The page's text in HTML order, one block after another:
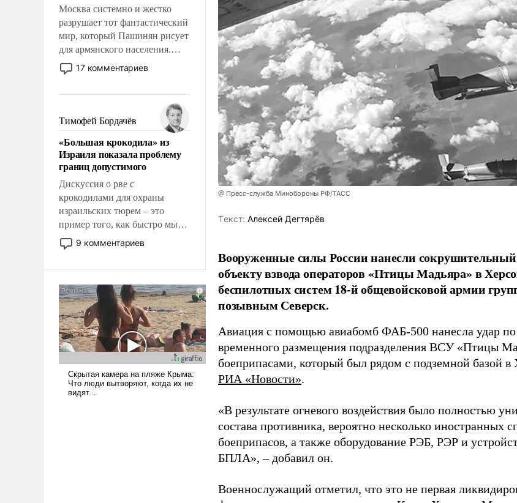
Москва системно и жестко
разрушает тот фантастический
мир, который Пашинян рисует
для армянского населения.
Мир, где политические
прожекты будут безусловно
налогоплательщиков и где
Еревану за свои поступки не
нужно отвечать.
17 комментариев
Тимофей Бордачёв
«Большая крокодила» из
Израиля показала проблему
границ допустимого
Дискуссия о рве с
крокодилами для охраны
израильских тюрем – это
пример того, как быстро мы
двигаемся по пути
революционных изменений.
псевдонаучной фантастики,
стало всерьез обсуждаемой
идеей.
9 комментариев
@ Пресс-служба Минобороны РФ/ТАСС
Tекст: Алексей Дегтярёв
Вооруженные силы России нанесли
объекту взвода операторов «Птицы Мадьяра» в
беспилотных систем 18-й общевойсковой армии
позывным Северск.
Авиация с помощью авиабомб ФАБ-500 нанесла удар
временного размещения подразделения ВСУ «Птицы
боеприпасами, который был рядом с подземной базой в
РИА «Новости».
«В результате огневого воздействия было полностью
состава противника, вероятно несколько иностранных
боеприпасов, а также оборудование РЭБ, РЭР и
БПЛА», – добавил он.
Военнослужащий отметил, что это не первая